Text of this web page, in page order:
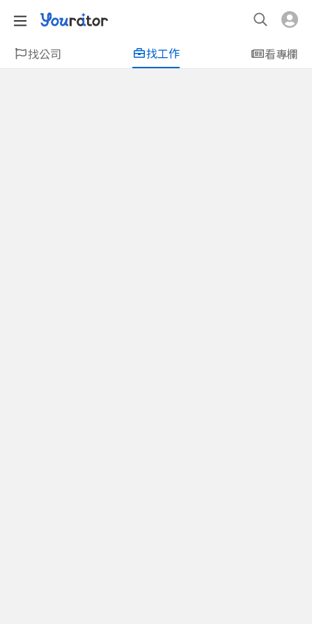
找公司 找工作 看專欄